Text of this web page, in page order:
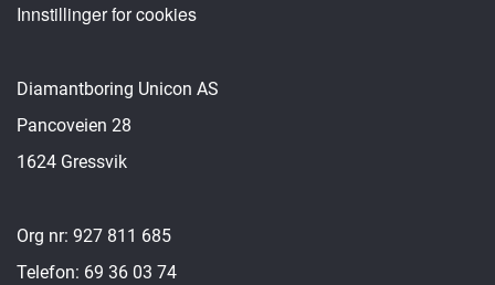
Innstillinger for cookies
Diamantboring Unicon AS
Pancoveien 28
1624 Gressvik
Org nr: 927 811 685
Telefon: 69 36 03 74